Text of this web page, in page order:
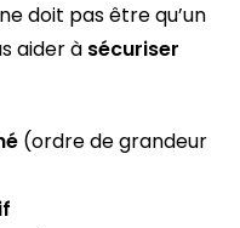
doit pas être qu’un
aider à sécuriser
(ordre de grandeur